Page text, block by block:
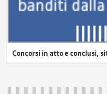
Concorsi in atto e conclusi,